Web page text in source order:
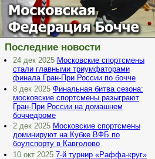
Московская
Федерация Бочче
Последние новости
24 дек 2025 Московские спортсмены
стали главными триумфаторами
финала Гран-При России по бочче
8 дек 2025 Финальная битва сезона:
московские спортсмены разыграют
Гран-При России на домашнем
боччедроме
2 дек 2025 Московские спортсмены
доминируют на Кубке ВФБ по
боулспорту в Кавголово
10 окт 2025 7-й турнир «Раффа-круг»